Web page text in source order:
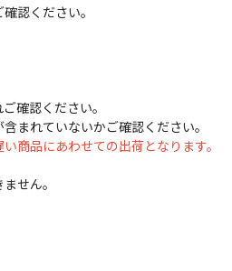
認ください。
確認ください。
まれていないかご確認ください。
商品にあわせての出荷となります。
せん。